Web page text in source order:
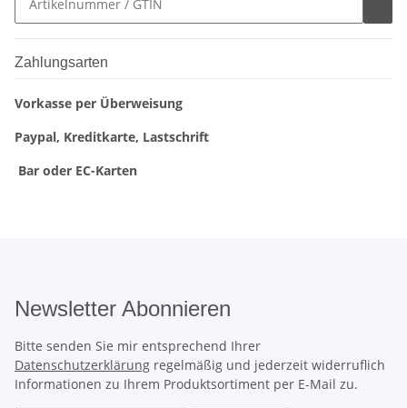
Zahlungsarten
Vorkasse per Überweisung
Paypal, Kreditkarte, Lastschrift
Bar oder EC-Karten
Newsletter Abonnieren
Bitte senden Sie mir entsprechend Ihrer
Datenschutzerklärung regelmäßig und jederzeit widerruflich
Informationen zu Ihrem Produktsortiment per E-Mail zu.